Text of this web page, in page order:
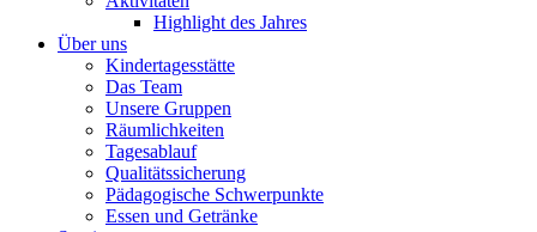
Highlight des Jahres
Über uns
Kindertagesstätte
Das Team
Unsere Gruppen
Räumlichkeiten
Tagesablauf
Qualitätssicherung
Pädagogische Schwerpunkte
Essen und Getränke